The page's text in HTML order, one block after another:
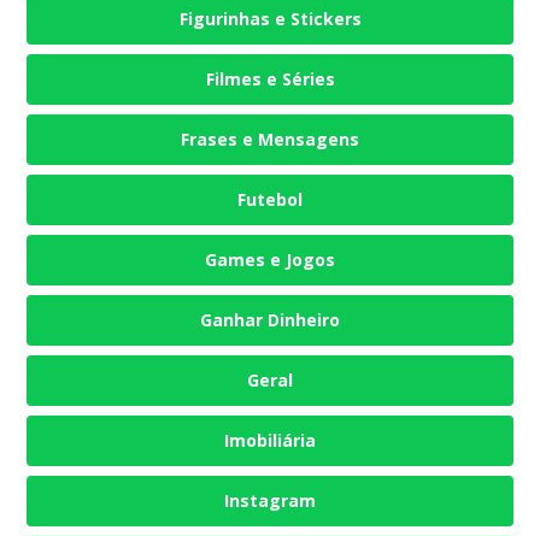
Figurinhas e Stickers
Filmes e Séries
Frases e Mensagens
Futebol
Games e Jogos
Ganhar Dinheiro
Geral
Imobiliária
Instagram